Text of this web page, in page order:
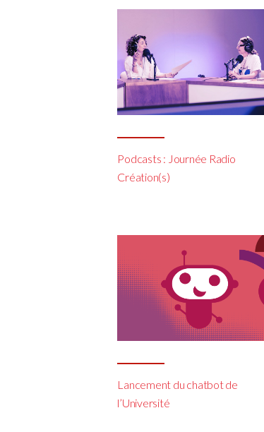
Podcasts : Journée Radio
Création(s)
Lancement du chatbot de
l’Université